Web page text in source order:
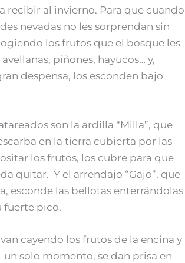
recibir al invierno. Para que cuando
nevadas no les sorprendan sin
los frutos que el bosque les
piñones, hayucos… y,
despensa, los esconden bajo
son la ardilla “Milla”, que
en la tierra cubierta por las
los frutos, los cubre para que
quitar. Y el arrendajo “Gajo”, que
esconde las bellotas enterrándolas
fuerte pico.
van cayendo los frutos de la encina y
solo momento, se dan prisa en